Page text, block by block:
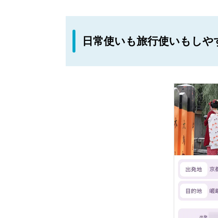
日常使いも旅行使いもしや